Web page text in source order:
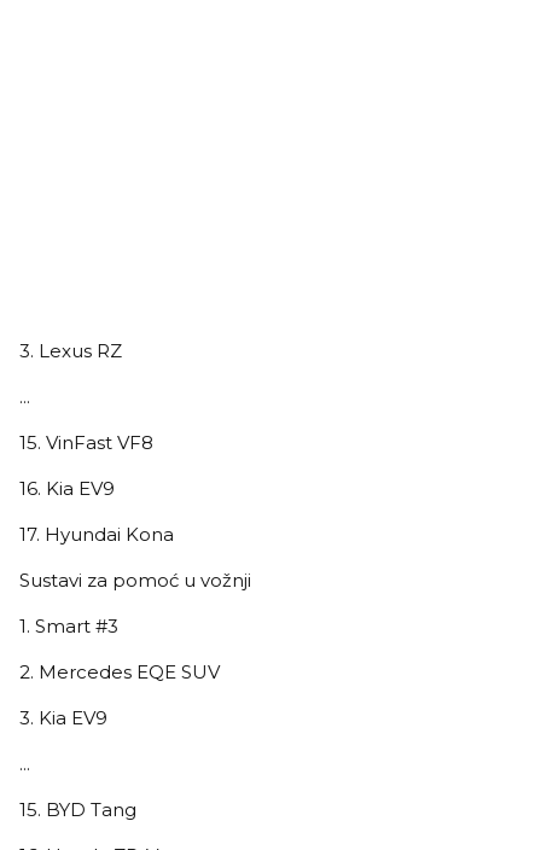
3. Lexus RZ
...
15. VinFast VF8
16. Kia EV9
17. Hyundai Kona
Sustavi za pomoć u vožnji
1. Smart #3
2. Mercedes EQE SUV
3. Kia EV9
...
15. BYD Tang